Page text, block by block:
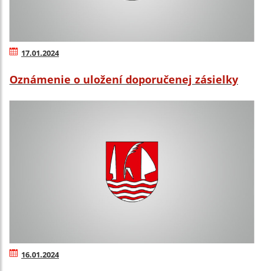
17.01.2024
Oznámenie o uložení doporučenej zásielky
16.01.2024